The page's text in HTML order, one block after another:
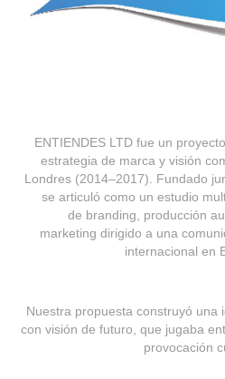
ENTIENDES LTDfue un
estrategia de marca y visión
Londres (2014–2017). Fundado
se articuló como un estudio
de branding, producción
marketing dirigido a una
internacional en
Nuestra propuesta construyó una
con visión de futuro, que jugaba
provocación